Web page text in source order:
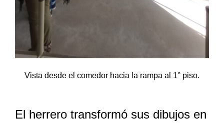
Vista desde el comedor hacia la rampa al 1° piso.
El herrero transformó sus dibujos en